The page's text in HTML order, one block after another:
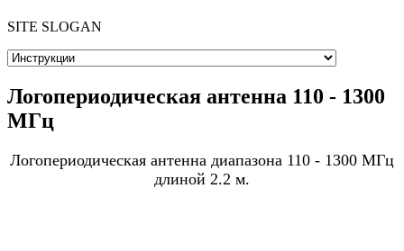
SITE SLOGAN
Логопериодическая антенна 110 - 1300
МГц
Логопериодическая антенна диапазона 110 - 1300 МГц
длиной 2.2 м.